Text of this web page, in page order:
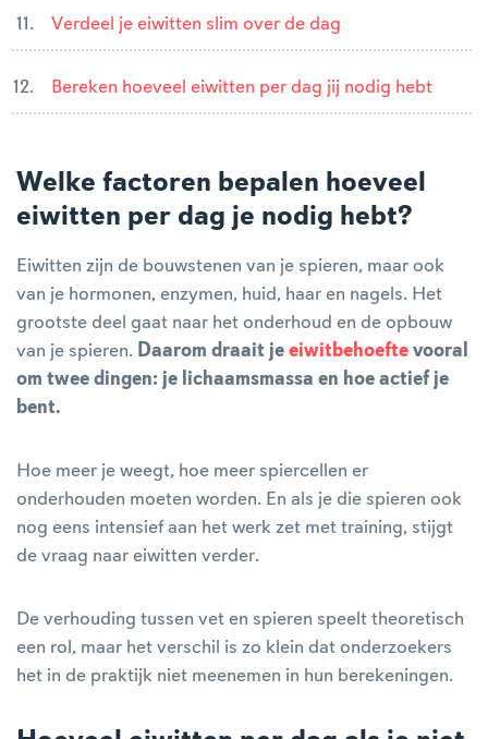
Verdeel je eiwitten slim over de dag
Bereken hoeveel eiwitten per dag jij nodig hebt
Welke factoren bepalen hoeveel
eiwitten per dag je nodig hebt?
Eiwitten zijn de bouwstenen van je spieren, maar ook
van je hormonen, enzymen, huid, haar en nagels. Het
grootste deel gaat naar het onderhoud en de opbouw
van je spieren. Daarom draait je eiwitbehoefte vooral
om twee dingen: je lichaamsmassa en hoe actief je
bent.
Hoe meer je weegt, hoe meer spiercellen er
onderhouden moeten worden. En als je die spieren ook
nog eens intensief aan het werk zet met training, stijgt
de vraag naar eiwitten verder.
De verhouding tussen vet en spieren speelt theoretisch
een rol, maar het verschil is zo klein dat onderzoekers
het in de praktijk niet meenemen in hun berekeningen.